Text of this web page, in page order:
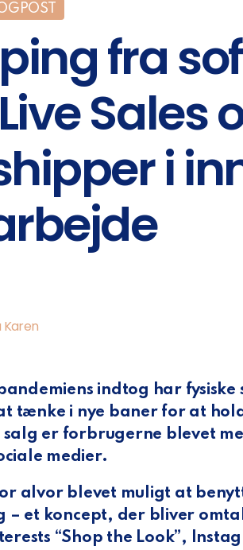
fra
Sales
i
indtog har fysiske
tænke i nye baner for at
er forbrugerne blevet
medier.
alvor blevet muligt at
– et koncept, der bliver
“Shop the Look”,